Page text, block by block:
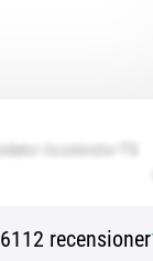
6112 recensioner